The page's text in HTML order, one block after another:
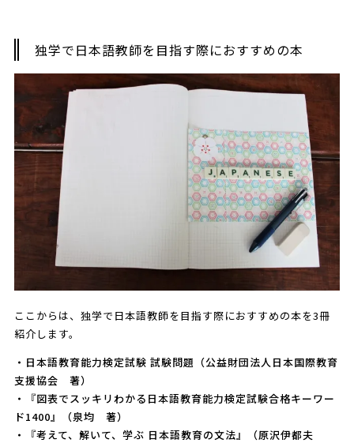
独学で日本語教師を目指す際におすすめの本
ここからは、独学で日本語教師を目指す際におすすめの本を3冊
紹介します。
・日本語教育能力検定試験 試験問題（公益財団法人日本国際教育
支援協会 著）
・『図表でスッキリわかる日本語教育能力検定試験合格キーワー
ド1400』（泉均 著）
・『考えて、解いて、学ぶ 日本語教育の文法』（原沢伊都夫